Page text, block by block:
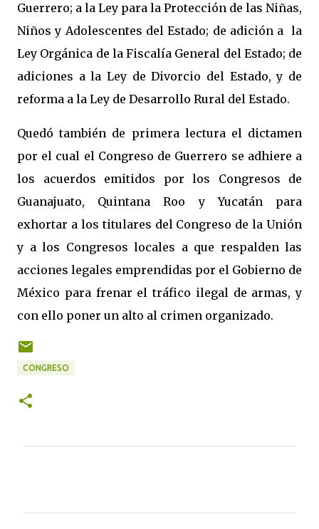
Guerrero; a la Ley para la Protección de las Niñas,
Niños y Adolescentes del Estado; de adición a la
Ley Orgánica de la Fiscalía General del Estado; de
adiciones a la Ley de Divorcio del Estado, y de
reforma a la Ley de Desarrollo Rural del Estado.
Quedó también de primera lectura el dictamen
por el cual el Congreso de Guerrero se adhiere a
los acuerdos emitidos por los Congresos de
Guanajuato, Quintana Roo y Yucatán para
exhortar a los titulares del Congreso de la Unión
y a los Congresos locales a que respalden las
acciones legales emprendidas por el Gobierno de
México para frenar el tráfico ilegal de armas, y
con ello poner un alto al crimen organizado.
CONGRESO